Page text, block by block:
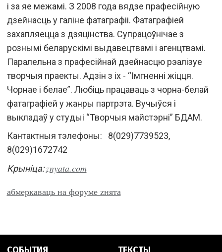
і за яе межамі. З 2008 года вядзе прафесійную
дзейнасць у галіне фатаграфіі. Фатаграфіей
захапляецца з дзяцінства. Супрацоўнічае з
рознымі беларускімі выдавецтвамі і агенцтвамі.
Паралельна з прафесійнай дзейнасцю рэалізуе
творчыя праекты. Адзін з іх - “Імгненні жіцця.
Чорнае і белае”. Любіць працаваць з чорна-белай
фатаграфіей у жанры партрэта. Вучыўся і
выкладаў у студыі “Творчыя майстэрні” БДАМ.
Кантактныя тэлефоны: 8(029)7739523,
8(029)1672742
Крынiца:znyata.com
абмеркаваць на форуме zнята